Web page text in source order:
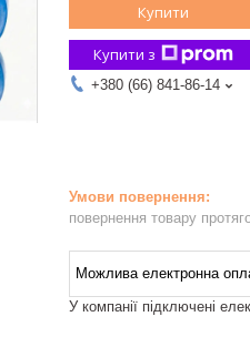
Купити
Купити з
+380 (66) 841-86-14
повернення товару
У компанії підключені